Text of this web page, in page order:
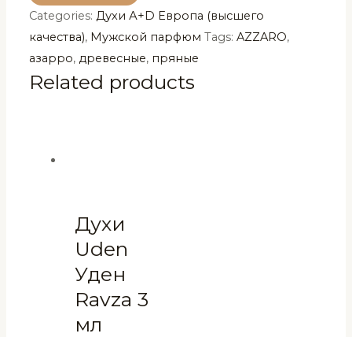
100мл
(копия)
quantity
Categories:Духи А+D Европа (высшего
качества), Мужской парфюм Tags:AZZARO,
азарро,древесные, пряные
Related products
Духи
Uden
Уден
Ravza 3
мл